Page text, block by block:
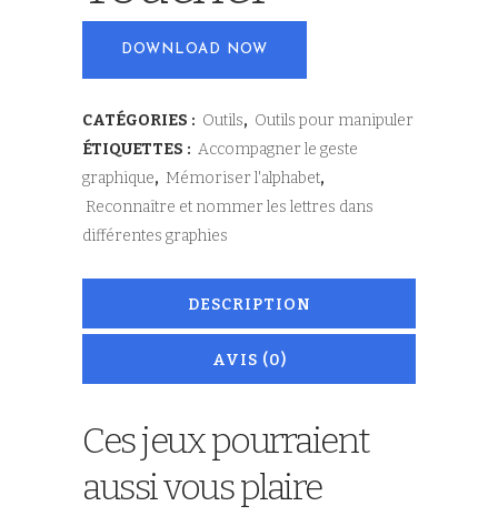
DOWNLOAD NOW
CATÉGORIES : Outils, Outils pour manipuler
ÉTIQUETTES : Accompagner le geste
graphique, Mémoriser l'alphabet,
Reconnaître et nommer les lettres dans
différentes graphies
DESCRIPTION
AVIS (0)
Ces jeux pourraient
aussi vous plaire